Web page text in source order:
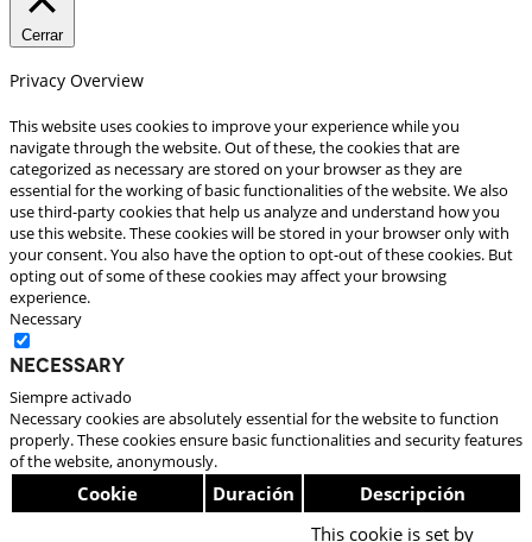
Cerrar
Privacy Overview
This website uses cookies to improve your experience while you
navigate through the website. Out of these, the cookies that are
categorized as necessary are stored on your browser as they are
essential for the working of basic functionalities of the website. We also
use third-party cookies that help us analyze and understand how you
use this website. These cookies will be stored in your browser only with
your consent. You also have the option to opt-out of these cookies. But
opting out of some of these cookies may affect your browsing
experience.
Necessary
Necessary
Siempre activado
Necessary cookies are absolutely essential for the website to function
properly. These cookies ensure basic functionalities and security features
of the website, anonymously.
Cookie Duración
Descripción
This cookie is set by